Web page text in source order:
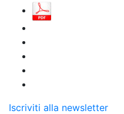
Iscriviti alla newsletter